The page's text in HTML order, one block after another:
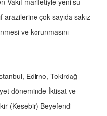
Vakıf marifetiyle yeni su
arazilerine çok sayıda sakız
ve korunmasını
Edirne, Tekirdağ
döneminde İktisat ve
(Kesebir) Beyefendi